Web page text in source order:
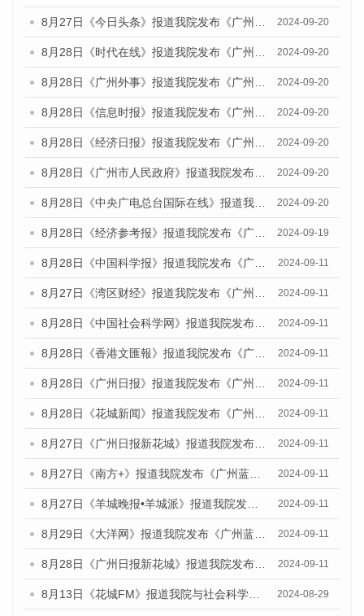
8月27日《今日头条》报道我院发布《广州蓝皮书：广州创新型城市发展报告（2024）》的媒体文章 2024-09-20
8月28日《时代在线》报道我院发布《广州蓝皮书：广州城市国际化发展报告（2024）》的媒体文章 2024-09-20
8月28日《广州外事》报道我院发布《广州蓝皮书：广州城市国际化发展报告（2024）》的媒体文章 2024-09-20
8月28日《信息时报》报道我院发布《广州蓝皮书：广州城市国际化发展报告（2024）》的媒体文章 2024-09-20
8月28日《经济日报》报道我院发布《广州蓝皮书：广州城市国际化发展报告（2024）》的媒体文章 2024-09-20
8月28日《广州市人民政府》报道我院发布《广州蓝皮书：广州城市国际化发展报告（2024）》的媒体文章 2024-09-20
8月28日《中央广电总台国际在线》报道我院发布《广州蓝皮书：广州城市国际化发展报告（2024）》的媒体文章 2024-09-20
8月28日《经济参考报》报道我院发布《广州蓝皮书：广州城市国际化发展报告（2024）》的媒体文章 2024-09-19
8月28日《中国科学报》报道我院发布《广州蓝皮书：广州城市国际化发展报告（2024）》的媒体文章 2024-09-11
8月27日《湾区财经》报道我院发布《广州蓝皮书：广州城市国际化发展报告（2024）》的媒体文章 2024-09-11
8月28日《中国社会科学网》报道我院发布《广州蓝皮书：广州城市国际化发展报告（2024）》的媒体文章 2024-09-11
8月28日《香港文匯報》报道我院发布《广州蓝皮书：广州城市国际化发展报告（2024）》的媒体文章 2024-09-11
8月28日《广州日报》报道我院发布《广州蓝皮书：广州城市国际化发展报告（2024）》的媒体文章 2024-09-11
8月28日《花城新闻》报道我院发布《广州蓝皮书：广州城市国际化发展报告（2024）》的媒体文章 2024-09-11
8月27日《广州日报新花城》报道我院发布《广州蓝皮书：广州城市国际化发展报告（2024）》的媒体文章 2024-09-11
8月27日《南方+》报道我院发布《广州蓝皮书：广州城市国际化发展报告（2024）》的媒体文章 2024-09-11
8月27日《羊城晚报•羊城派》报道我院发布《广州蓝皮书：广州城市国际化发展报告（2024）》的媒体文章 2024-09-11
8月29日《大洋网》报道我院发布《广州蓝皮书：广州城市国际化发展报告（2024）》的媒体文章 2024-09-11
8月28日《广州日报新花城》报道我院发布《广州蓝皮书：广州城市国际化发展报告（2024）》的媒体文章 2024-09-11
8月13日《花城FM》报道我院与社会科学文献出版社联合发布的《广州蓝皮书：广州国际商贸中心发展报告（2024）》媒体文章 2024-08-29